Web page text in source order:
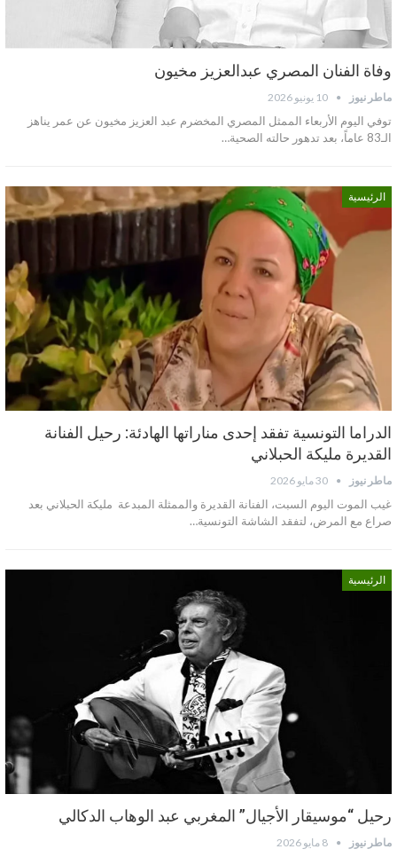
وفاة الفنان المصري عبدالعزيز مخيون
ماطر نيوز 10 يونيو 2026
توفي اليوم الأربعاء الممثل المصري المخضرم عبد العزيز مخيون عن عمر يناهز
الـ83 عاماً، بعد تدهور حالته الصحية…
الرئيسية
الدراما التونسية تفقد إحدى مناراتها الهادئة: رحيل الفنانة
القديرة مليكة الحبلاني
ماطر نيوز 30 مايو 2026
غيب الموت اليوم السبت، الفنانة القديرة والممثلة المبدعة مليكة الحبلاني بعد
صراع مع المرض، لتفقد الشاشة التونسية…
الرئيسية
رحيل “موسيقار الأجيال” المغربي عبد الوهاب الدكالي
ماطر نيوز 8 مايو 2026